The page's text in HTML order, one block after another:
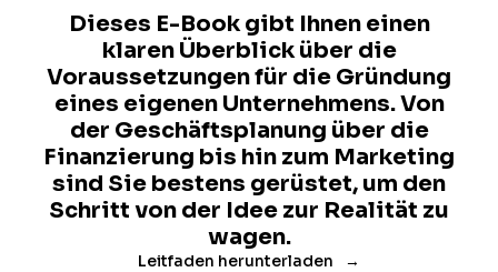
Dieses E-Book gibt Ihnen einen
klaren Überblick über die
Voraussetzungen für die Gründung
eines eigenen Unternehmens. Von
der Geschäftsplanung über die
Finanzierung bis hin zum Marketing
sind Sie bestens gerüstet, um den
Schritt von der Idee zur Realität zu
wagen.
Leitfaden herunterladen